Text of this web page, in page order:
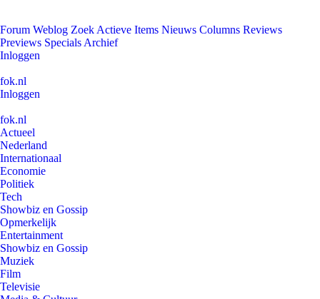
Forum Weblog Zoek Actieve Items Nieuws Columns Reviews
Previews Specials Archief
Inloggen
fok.nl
Inloggen
fok.nl
Actueel
Nederland
Internationaal
Economie
Politiek
Tech
Showbiz en Gossip
Opmerkelijk
Entertainment
Showbiz en Gossip
Muziek
Film
Televisie